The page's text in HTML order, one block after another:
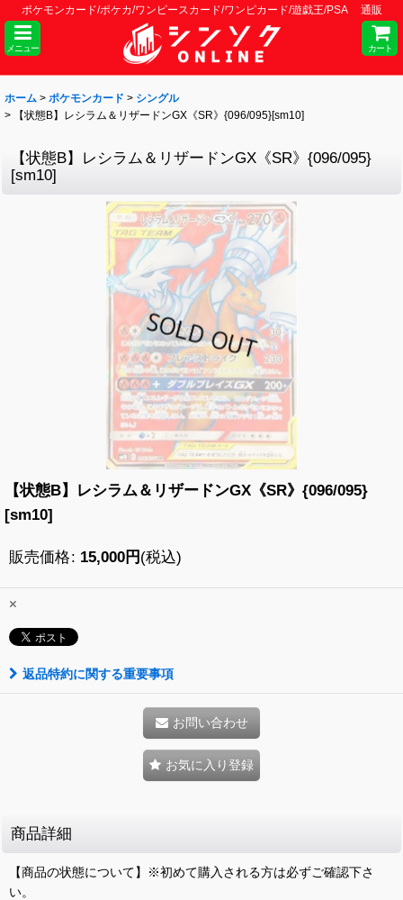
ポケモンカード/ポケカ/ワンピースカード/ワンピカード/遊戯王/PSA 通販
メニュー カート
ホーム > ポケモンカード > シングル
>
【状態B】レシラム＆リザードンGX《SR》{096/095}[sm10]
【状態B】レシラム＆リザードンGX《SR》{096/095}
[sm10]
【状態B】レシラム＆リザードンGX《SR》{096/095}
[sm10]
販売価格: 15,000円 (税込)
×
返品特約に関する重要事項
お問い合わせ
お気に入り登録
商品詳細
【商品の状態について】※初めて購入される方は必ずご確認下さ
い。